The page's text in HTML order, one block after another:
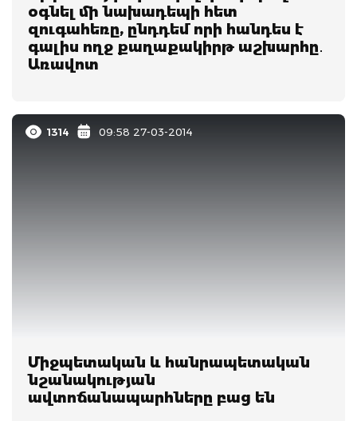
օգնել մի նախադեպի հետ
զուգահեռը, ընդդեմ որի հանդես է
գալիս ողջ քաղաքակիրթ աշխարհը․
Առավոտ
1314 09:58 27-03-2014
Միջպետական և հանրապետական
նշանակության
ավտոճանապարհները բաց են